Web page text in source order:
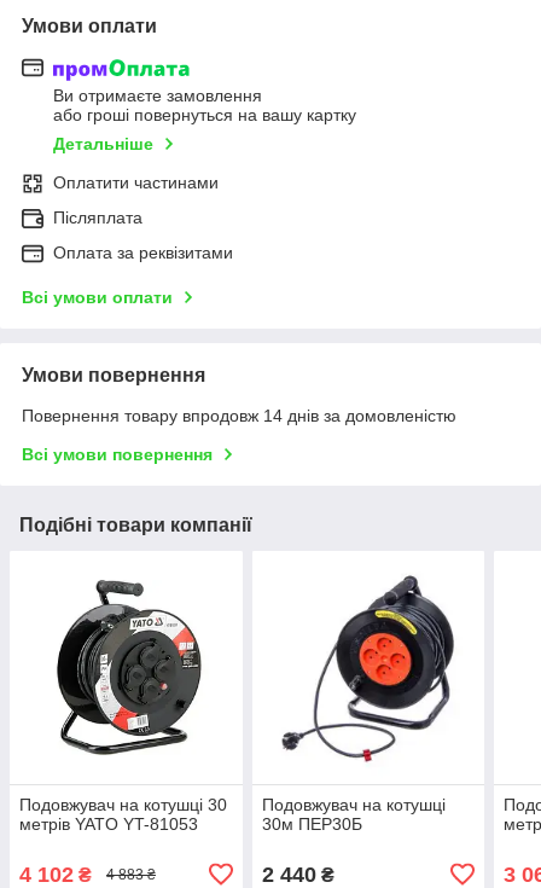
Умови оплати
Ви отримаєте замовлення
або гроші повернуться на вашу картку
Детальніше
Оплатити частинами
Післяплата
Оплата за реквізитами
Всі умови оплати
Умови повернення
Повернення товару впродовж 14 днів за домовленістю
Всі умови повернення
Подібні товари компанії
Подовжувач на котушці 30
метрів YATO YT-81053
4 102 ₴ 4 883 ₴
Подовжувач на котушці
30м ПЕР30Б
2 440₴ 3